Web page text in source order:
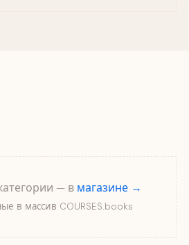
— в магазине →
в массив COURSES.books